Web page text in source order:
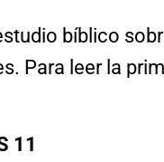
bíblico
Para leer la
11